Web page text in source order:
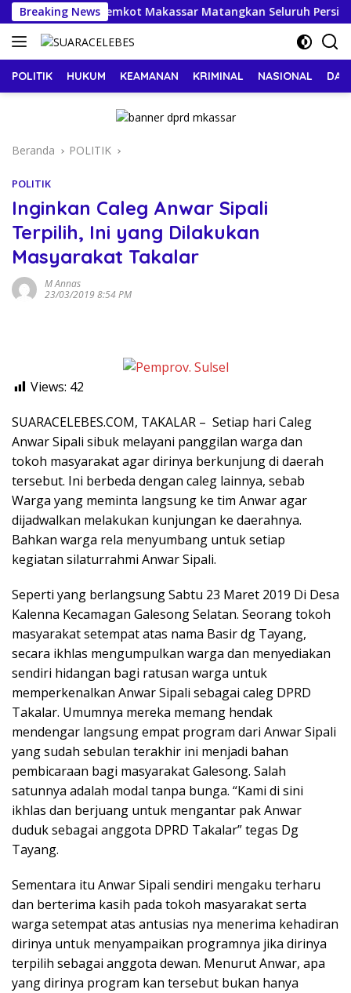
Langsung
ke
konten
Breaking News
Ke-81 RI, Pemkot Makassar Matangkan Seluruh Persiapan
POLITIK HUKUM KEAMANAN KRIMINAL NASIONAL
Beranda POLITIK
POLITIK
Inginkan Caleg Anwar Sipali
Terpilih, Ini yang Dilakukan
Masyarakat Takalar
M Annas
23/03/2019 8:54 PM
Views: 42
SUARACELEBES.COM, TAKALAR – Setiap hari Caleg
Anwar Sipali sibuk melayani panggilan warga dan
tokoh masyarakat agar dirinya berkunjung di daerah
tersebut. Ini berbeda dengan caleg lainnya, sebab
Warga yang meminta langsung ke tim Anwar agar
dijadwalkan melakukan kunjungan ke daerahnya.
Bahkan warga rela menyumbang untuk setiap
kegiatan silaturrahmi Anwar Sipali.
Seperti yang berlangsung Sabtu 23 Maret 2019 Di Desa
Kalenna Kecamagan Galesong Selatan. Seorang tokoh
masyarakat setempat atas nama Basir dg Tayang,
secara ikhlas mengumpulkan warga dan menyediakan
sendiri hidangan bagi ratusan warga untuk
memperkenalkan Anwar Sipali sebagai caleg DPRD
Takalar. Umumnya mereka memang hendak
mendengar langsung empat program dari Anwar Sipali
yang sudah sebulan terakhir ini menjadi bahan
pembicaraan bagi masyarakat Galesong. Salah
satunnya adalah modal tanpa bunga. “Kami di sini
ikhlas dan berjuang untuk mengantar pak Anwar
duduk sebagai anggota DPRD Takalar” tegas Dg
Tayang.
Sementara itu Anwar Sipali sendiri mengaku terharu
dan berterima kasih pada tokoh masyarakat serta
warga setempat atas antusias nya menerima kehadiran
dirinya untuk menyampaikan programnya jika dirinya
terpilih sebagai anggota dewan. Menurut Anwar, apa
yang dirinya program kan tersebut bukan hanya